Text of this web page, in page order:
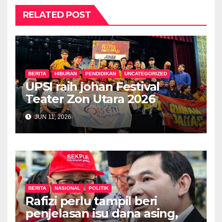
RELATED POST
BERITA HIBURAN PENDIDIKAN UNCATEGORIZED
UPSI raih johan Festival
Teater Zon Utara 2026
JUN 11, 2026
BERITA NASIONAL POLITIK
Rafizi perlu tampil beri
penjelasan isu dana asing,